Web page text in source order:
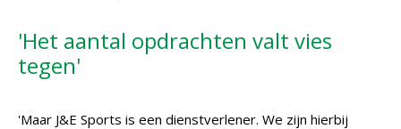
'Het aantal opdrachten valt vies
tegen'
'Maar J&E Sports is een dienstverlener. We zijn hierbij